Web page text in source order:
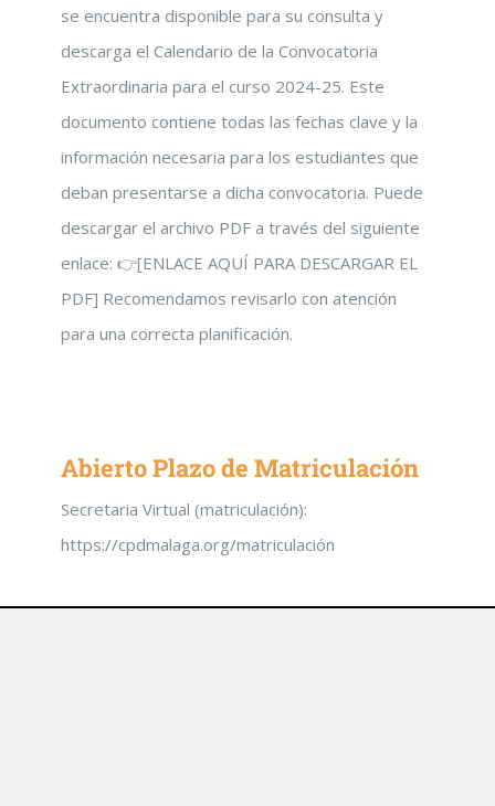
se encuentra disponible para su consulta y
descarga el Calendario de la Convocatoria
Extraordinaria para el curso 2024-25. Este
documento contiene todas las fechas clave y la
información necesaria para los estudiantes que
deban presentarse a dicha convocatoria. Puede
descargar el archivo PDF a través del siguiente
enlace: 👉[ENLACE AQUÍ PARA DESCARGAR EL
PDF] Recomendamos revisarlo con atención
para una correcta planificación.
Abierto Plazo de Matriculación
Secretaria Virtual (matriculación):
https://cpdmalaga.org/matriculación